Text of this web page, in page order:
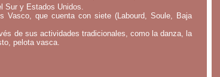
Sur y Estados Unidos.
que cuenta con siete (Labourd, Soule, Baja
de sus actividades tradicionales, como la danza, la
pelota vasca.